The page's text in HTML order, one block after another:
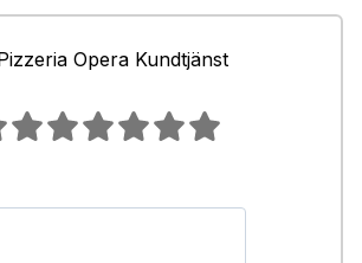
Opera Kundtjänst